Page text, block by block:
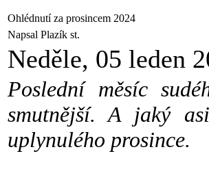
Ohlédnutí za prosincem 2024
Napsal Plazík st.
Neděle, 05 leden
Poslední měsíc
smutnější. A jaký
uplynulého prosince.